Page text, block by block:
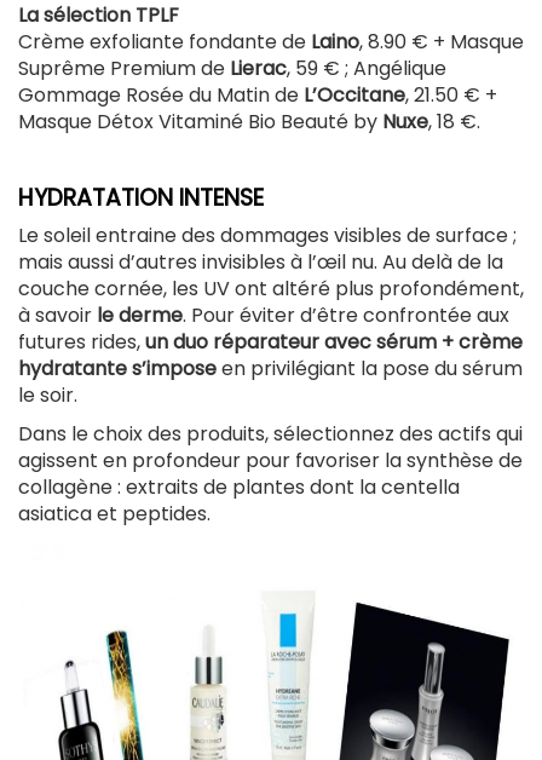
La sélection TPLF
Crème exfoliante fondante de Laino, 8.90 € + Masque
Suprême Premium de Lierac, 59 € ; Angélique
Gommage Rosée du Matin de L’Occitane, 21.50 € +
Masque Détox Vitaminé Bio Beauté by Nuxe, 18 €.
HYDRATATION INTENSE
Le soleil entraine des dommages visibles de surface ;
mais aussi d’autres invisibles à l’œil nu. Au delà de la
couche cornée, les UV ont altéré plus profondément,
à savoir le derme. Pour éviter d’être confrontée aux
futures rides,un duo réparateur avec sérum + crème
hydratante s’imposeen privilégiant la pose du sérum
le soir.
Dans le choix des produits, sélectionnez des actifs qui
agissent en profondeur pour favoriser la synthèse de
collagène : extraits de plantes dont la centella
asiatica et peptides.